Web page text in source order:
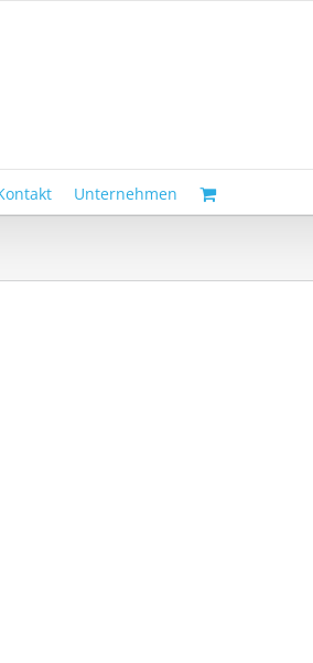
Unternehmen